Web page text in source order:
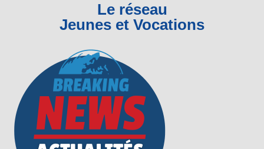
Le réseau
Jeunes et Vocations